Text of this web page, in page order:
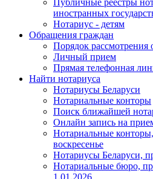
иностранных
Нотариус - детям
Обращения граждан
Порядок рассмотрения
Личный прием
Прямая телефонная
Найти нотариуса
Нотариусы Беларуси
Нотариальные конторы
Поиск ближайшей
Онлайн запись на
Нотариальные
воскресенье
Нотариусы Беларуси,
Нотариальные бюро,
1.01.2026